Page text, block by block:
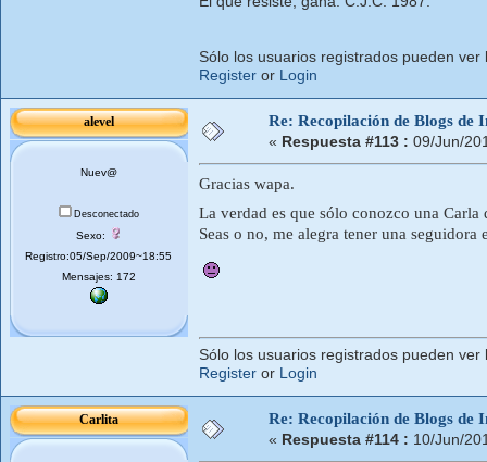
Sólo los usuarios registrados pueden ver
Register or Login
alevel
Nuev@
Desconectado
Sexo:
Registro:05/Sep/2009~18:55
Mensajes: 172
Re: Recopilación de Blogs de
« Respuesta #113 : 09/Jun/
Gracias wapa.
La verdad es que sólo conozco una
Seas o no, me alegra tener una seguidora
Sólo los usuarios registrados pueden ver
Register or Login
Carlita Re: Recopilación de Blogs de
« Respuesta #114 : 10/Jun/